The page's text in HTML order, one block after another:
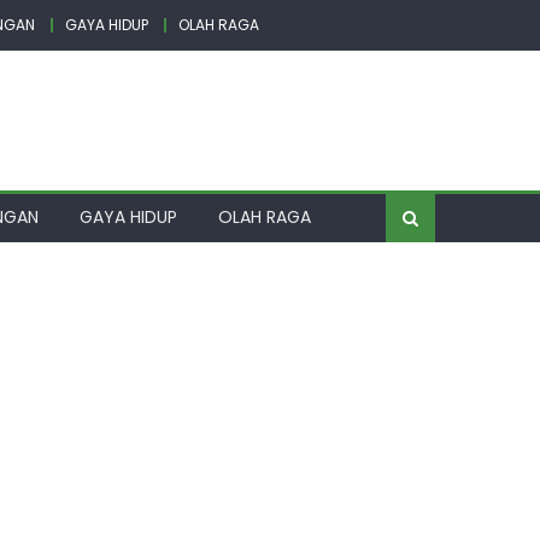
GAYA HIDUP OLAH RAGA
GAYA HIDUP OLAH RAGA